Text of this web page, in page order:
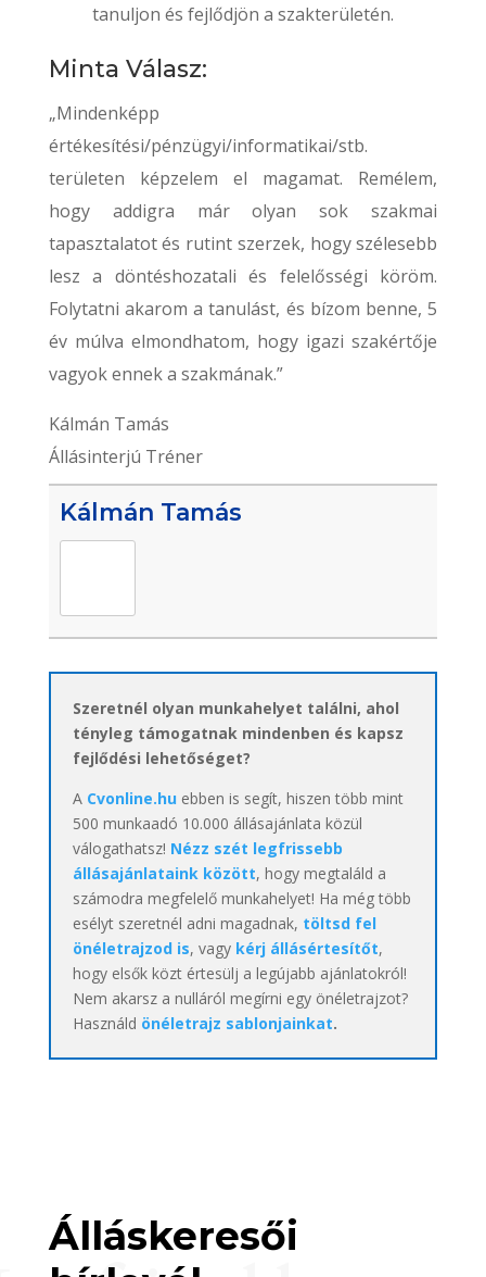
tanuljon és fejlődjön a szakterületén.
Minta Válasz:
„Mindenképp
értékesítési/pénzügyi/informatikai/stb.
területen képzelem el magamat. Remélem,
hogy addigra már olyan sok szakmai
tapasztalatot és rutint szerzek, hogy szélesebb
lesz a döntéshozatali és felelősségi köröm.
Folytatni akarom a tanulást, és bízom benne, 5
év múlva elmondhatom, hogy igazi szakértője
vagyok ennek a szakmának.”
Kálmán Tamás
Állásinterjú Tréner
Kálmán Tamás
Szeretnél olyan munkahelyet találni, ahol
tényleg támogatnak mindenben és kapsz
fejlődési lehetőséget?
A Cvonline.huebben is segít, hiszen több mint
500 munkaadó 10.000 állásajánlata közül
válogathatsz! Nézz szét legfrissebb
állásajánlataink között, hogy megtaláld a
számodra megfelelő munkahelyet! Ha még több
esélyt szeretnél adni magadnak, töltsd fel
önéletrajzod is, vagy kérj állásértesítőt,
hogy elsők közt értesülj a legújabb ajánlatokról!
Nem akarsz a nulláról megírni egy önéletrajzot?
Használd önéletrajz sablonjainkat.
Álláskeresői